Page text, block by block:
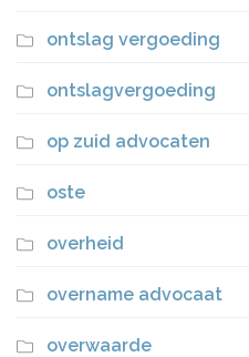
ontslag vergoeding
ontslagvergoeding
op zuid advocaten
oste
overheid
overname advocaat
overwaarde